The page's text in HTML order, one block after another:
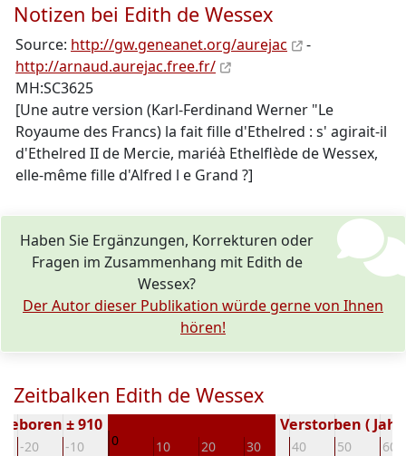
Notizen bei Edith de Wessex
Source: http://gw.geneanet.org/aurejac
-
http://arnaud.aurejac.free.fr/
MH:SC3625
[Une autre version (Karl-Ferdinand Werner "Le
Royaume des Francs) la fait fille d'Ethelred : s' agirait-il
d'Ethelred II de Mercie, mariéà Ethelflède de Wessex,
elle-même fille d'Alfred l e Grand ?]
Haben Sie Ergänzungen, Korrekturen oder
Fragen im Zusammenhang mit Edith de
Wessex?
Der Autor dieser Publikation würde gerne von Ihnen
hören!
Zeitbalken Edith de Wessex
-20 -10 0 10 20 30 40 50 60
Geboren ± 910 Verstorben (